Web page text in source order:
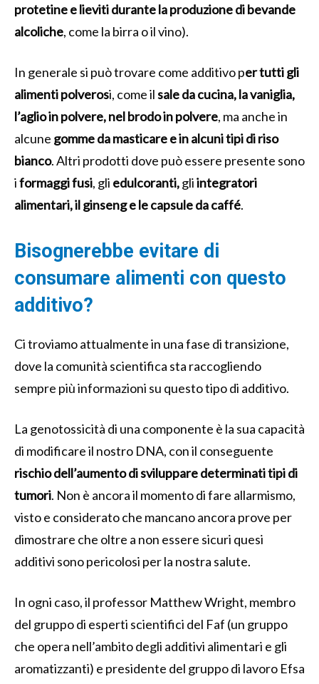
protetine e lieviti durante la produzione di bevande
alcoliche, come la birra o il vino).
In generale si può trovare come additivo per tutti gli
alimenti polverosi, come ilsale da cucina, la vaniglia,
l’aglio in polvere, nel brodo in polvere, ma anche in
alcune gomme da masticare e in alcuni tipi di riso
bianco. Altri prodotti dove può essere presente sono
iformaggi fusi, gli edulcoranti,gliintegratori
alimentari, il ginseng e le capsule da caffé.
Bisognerebbe evitare di
consumare alimenti con questo
additivo?
Ci troviamo attualmente in una fase di transizione,
dove la comunità scientifica sta raccogliendo
sempre più informazioni su questo tipo di additivo.
La genotossicità di una componente è la sua capacità
di modificare il nostro DNA, con il conseguente
rischio dell’aumento di sviluppare determinati tipi di
tumori. Non è ancora il momento di fare allarmismo,
visto e considerato che mancano ancora prove per
dimostrare che oltre a non essere sicuri quesi
additivi sono pericolosi per la nostra salute.
In ogni caso, il professor Matthew Wright, membro
del gruppo di esperti scientifici del Faf (un gruppo
che opera nell’ambito degli additivi alimentari e gli
aromatizzanti) e presidente del gruppo di lavoro Efsa